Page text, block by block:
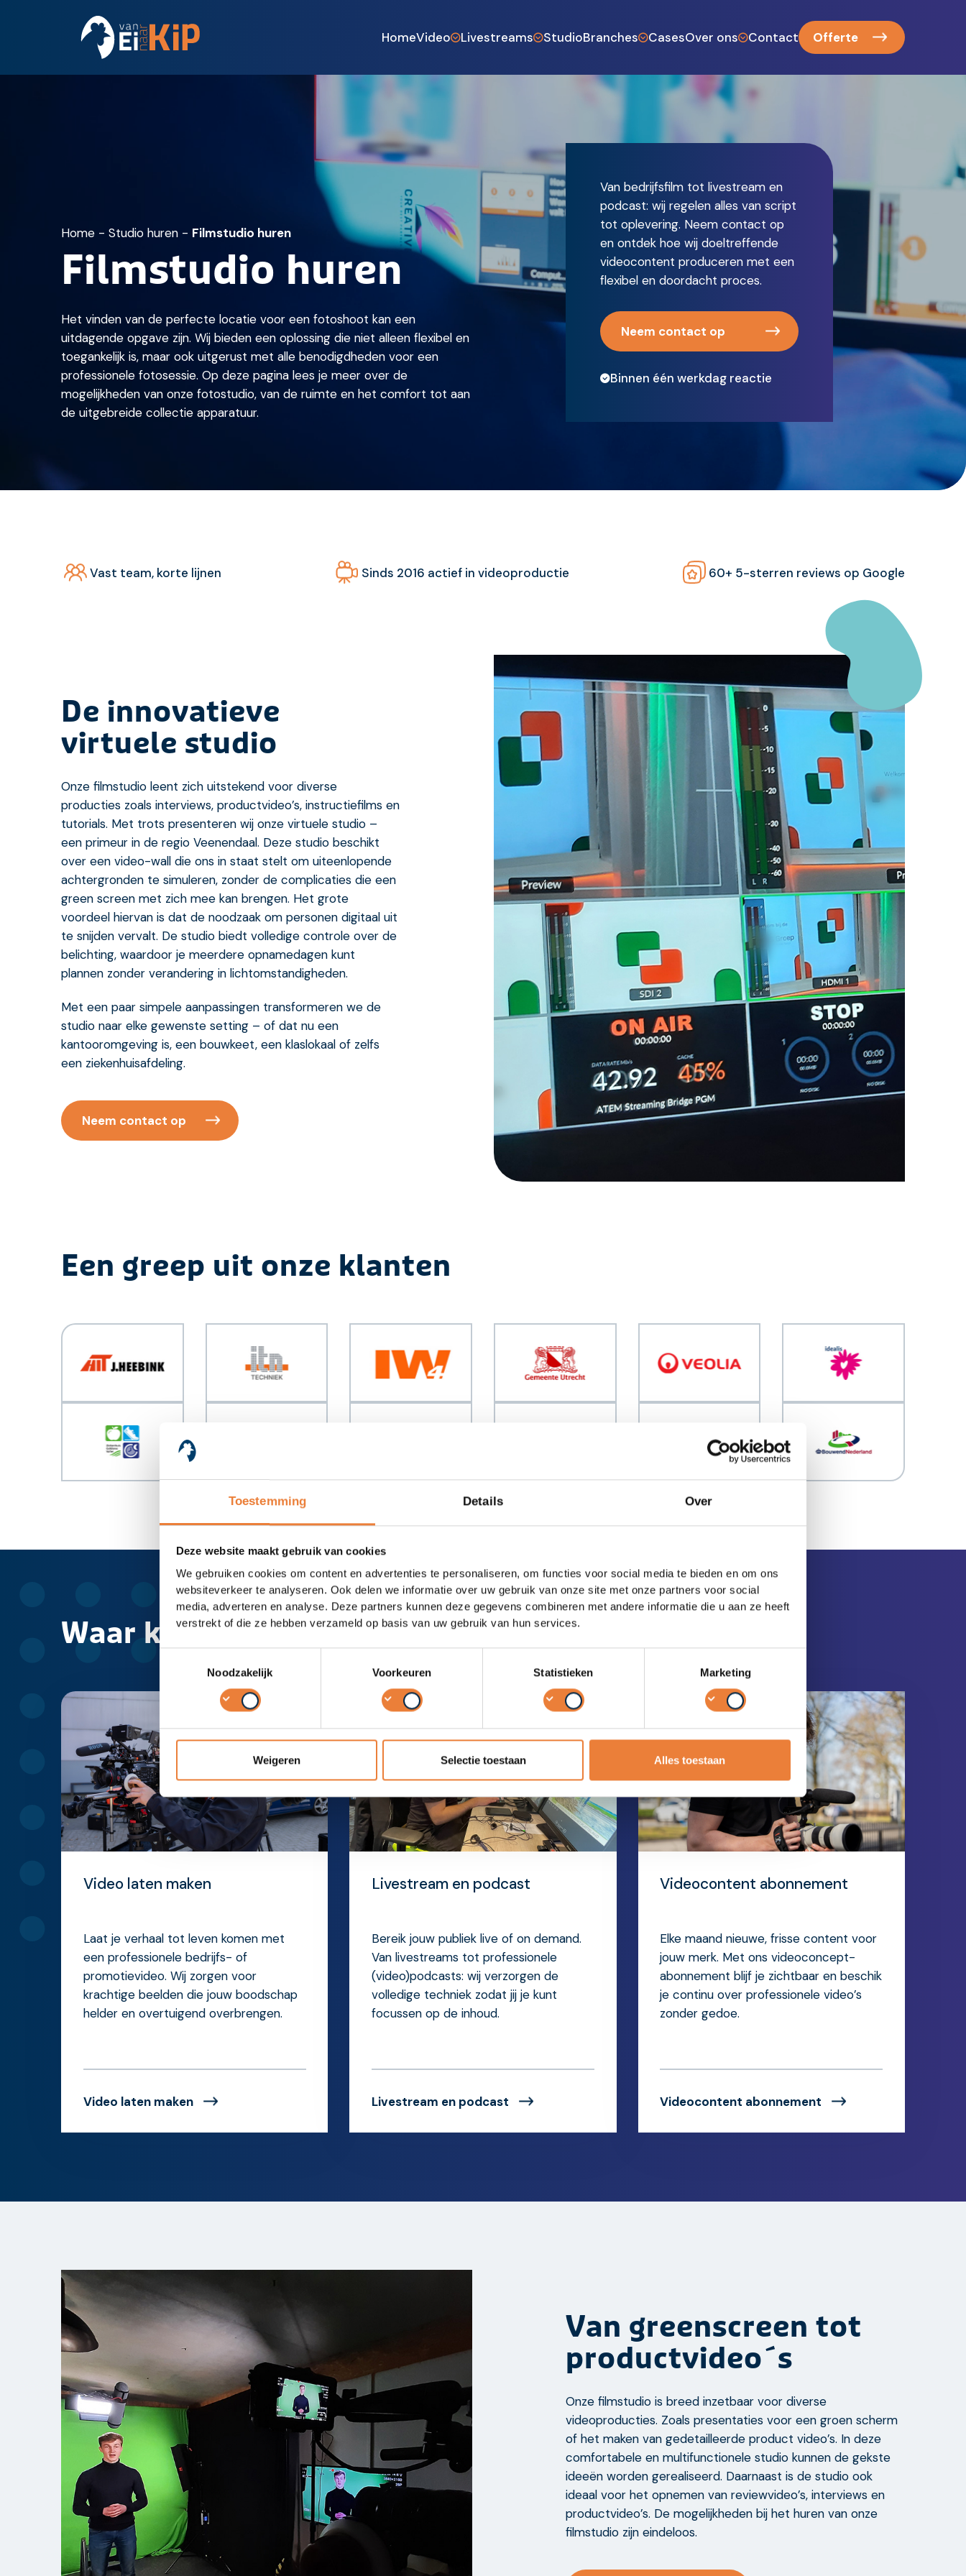
Toestemming Details Over
Deze website maakt gebruik van cookies
We gebruiken cookies om content en advertenties te personaliseren, om functies voor social media te bieden en om ons
websiteverkeer te analyseren. Ook delen we informatie over uw gebruik van onze site met onze partners voor social
media, adverteren en analyse. Deze partners kunnen deze gegevens combineren met andere informatie die u aan ze heeft
verstrekt of die ze hebben verzameld op basis van uw gebruik van hun services.
Noodzakelijk Voorkeuren Statistieken Marketing
Weigeren Selectie toestaan Alles toestaan
HomeVideo
Testimonialvideo
Productvideo
Animatiefilm
Livestreams
Livestream bruiloft
Videopodcast laten maken
Online open dag
StudioBranches
Industrie en productie
Bouw en architecten
Entertainment en theater
Coaches en sprekers
Agrarische sector
CasesOver ons
Het team
Cocreatie
Veelgestelde vragen
Blog
Contact Offerte
Home - Studio huren - Filmstudio huren
Filmstudio huren
Het vinden van de perfecte locatie voor een fotoshoot kan een
uitdagende opgave zijn. Wij bieden een oplossing die niet alleen flexibel en
toegankelijk is, maar ook uitgerust met alle benodigdheden voor een
professionele fotosessie. Op deze pagina lees je meer over de
mogelijkheden van onze fotostudio, van de ruimte en het comfort tot aan
de uitgebreide collectie apparatuur.
Van bedrijfsfilm tot livestream en
podcast: wij regelen alles van script
tot oplevering. Neem contact op
en ontdek hoe wij doeltreffende
videocontent produceren met een
flexibel en doordacht proces.
Neem contact op
Binnen één werkdag reactie
Vast team, korte lijnen Sinds 2016 actief in videoproductie 60+ 5-sterren reviews op Google
De innovatieve
virtuele studio
Onze filmstudio leent zich uitstekend voor diverse
producties zoals interviews, productvideo’s, instructiefilms en
tutorials. Met trots presenteren wij onze virtuele studio –
een primeur in de regio Veenendaal. Deze studio beschikt
over een video-wall die ons in staat stelt om uiteenlopende
achtergronden te simuleren, zonder de complicaties die een
green screen met zich mee kan brengen. Het grote
voordeel hiervan is dat de noodzaak om personen digitaal uit
te snijden vervalt. De studio biedt volledige controle over de
belichting, waardoor je meerdere opnamedagen kunt
plannen zonder verandering in lichtomstandigheden.
Met een paar simpele aanpassingen transformeren we de
studio naar elke gewenste setting – of dat nu een
kantooromgeving is, een bouwkeet, een klaslokaal of zelfs
een ziekenhuisafdeling.
Neem contact op
Een greep uit onze klanten
Waar kunnen we jou bij helpen?
Video laten maken
Laat je verhaal tot leven komen met
een professionele bedrijfs- of
promotievideo. Wij zorgen voor
krachtige beelden die jouw boodschap
helder en overtuigend overbrengen.
Video laten maken
Livestream en podcast
Bereik jouw publiek live of on demand.
Van livestreams tot professionele
(video)podcasts: wij verzorgen de
volledige techniek zodat jij je kunt
focussen op de inhoud.
Livestream en podcast
Videocontent abonnement
Elke maand nieuwe, frisse content voor
jouw merk. Met ons videoconcept-
abonnement blijf je zichtbaar en beschik
je continu over professionele video’s
zonder gedoe.
Videocontent abonnement
Van greenscreen tot
productvideo´s
Onze filmstudio is breed inzetbaar voor diverse
videoproducties. Zoals presentaties voor een groen scherm
of het maken van gedetailleerde product video’s. In deze
comfortabele en multifunctionele studio kunnen de gekste
ideeën worden gerealiseerd. Daarnaast is de studio ook
ideaal voor het opnemen van reviewvideo’s, interviews en
productvideo’s. De mogelijkheden bij het huren van onze
filmstudio zijn eindeloos.